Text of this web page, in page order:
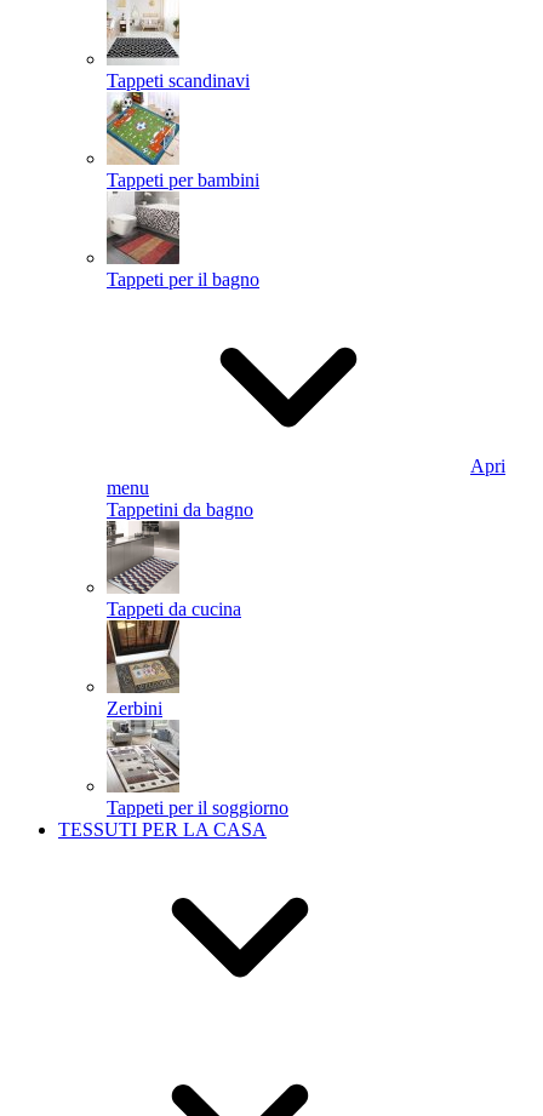
Tappeti scandinavi
Tappeti per bambini
Tappeti per il bagno
Apri
menu
Tappetini da bagno
Tappeti da cucina
Zerbini
Tappeti per il soggiorno
TESSUTI PER LA CASA